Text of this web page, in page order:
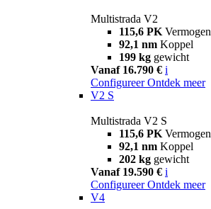
Multistrada V2
115,6 PK Vermogen
92,1 nm Koppel
199 kg gewicht
Vanaf 16.790 € i
Configureer Ontdek meer
V2 S
Multistrada V2 S
115,6 PK Vermogen
92,1 nm Koppel
202 kg gewicht
Vanaf 19.590 € i
Configureer Ontdek meer
V4